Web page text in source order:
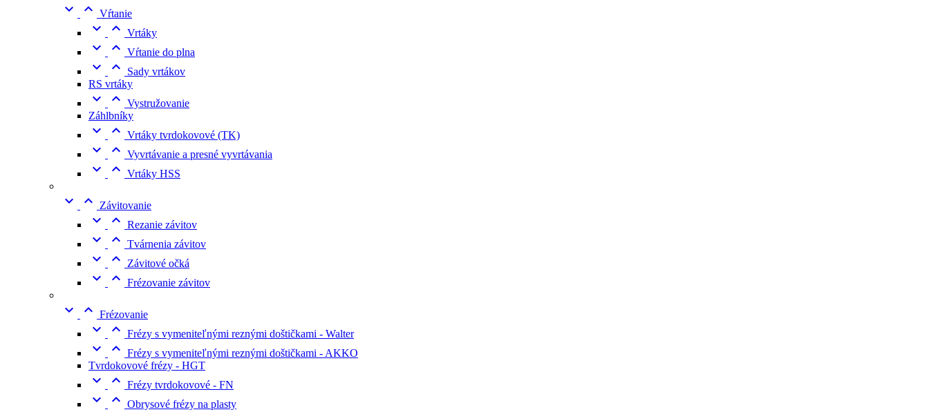
  Vŕtanie
  Vrtáky
  Vŕtanie do plna
 
Sady vrtákov
RS vrtáky
  Vystružovanie
Záhlbníky
  Vrtáky tvrdokovové (TK)
  Vyvrtávanie a presné vyvrtávania
  Vrtáky HSS
  Závitovanie
  Rezanie závitov
  Tvárnenia závitov
  Závitové očká
  Frézovanie závitov
  Frézovanie
  Frézy s vymeniteľnými reznými doštičkami - Walter
  Frézy s vymeniteľnými reznými doštičkami - AKKO
Tvrdokovové frézy - HGT
  Frézy tvrdokovové - FN
  Obrysové frézy na plasty